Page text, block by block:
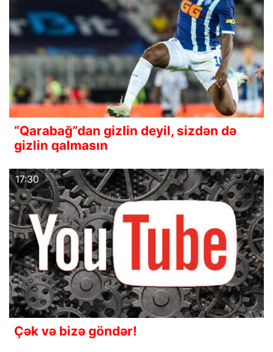
“Qarabağ”dan gizlin deyil, sizdən də
gizlin qalmasın
17:30
Çək və bizə göndər!